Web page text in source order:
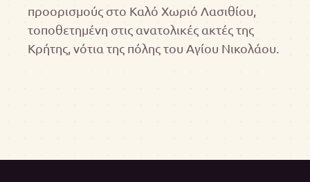
προορισμούς στο Καλό Χωριό Λασιθίου,
τοποθετημένη στις ανατολικές ακτές της
Κρήτης, νότια της πόλης του Αγίου Νικολάου.